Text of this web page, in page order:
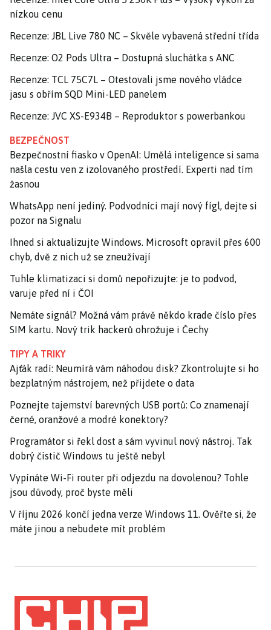
nízkou cenu
Recenze: JBL Live 780 NC – Skvěle vybavená střední třída
Recenze: O2 Pods Ultra – Dostupná sluchátka s ANC
Recenze: TCL 75C7L – Otestovali jsme nového vládce
jasu s obřím SQD Mini-LED panelem
Recenze: JVC XS-E934B – Reproduktor s powerbankou
BEZPEČNOST
Bezpečnostní fiasko v OpenAI: Umělá inteligence si sama
našla cestu ven z izolovaného prostředí. Experti nad tím
žasnou
WhatsApp není jediný. Podvodníci mají nový fígl, dejte si
pozor na Signalu
Ihned si aktualizujte Windows. Microsoft opravil přes 600
chyb, dvě z nich už se zneužívají
Tuhle klimatizaci si domů nepořizujte: je to podvod,
varuje před ní i ČOI
Nemáte signál? Možná vám právě někdo krade číslo přes
SIM kartu. Nový trik hackerů ohrožuje i Čechy
TIPY A TRIKY
Ajťák radí: Neumírá vám náhodou disk? Zkontrolujte si ho
bezplatným nástrojem, než přijdete o data
Poznejte tajemství barevných USB portů: Co znamenají
černé, oranžové a modré konektory?
Programátor si řekl dost a sám vyvinul nový nástroj. Tak
dobrý čistič Windows tu ještě nebyl
Vypínáte Wi-Fi router při odjezdu na dovolenou? Tohle
jsou důvody, proč byste měli
V říjnu 2026 končí jedna verze Windows 11. Ověřte si, že
máte jinou a nebudete mít problém